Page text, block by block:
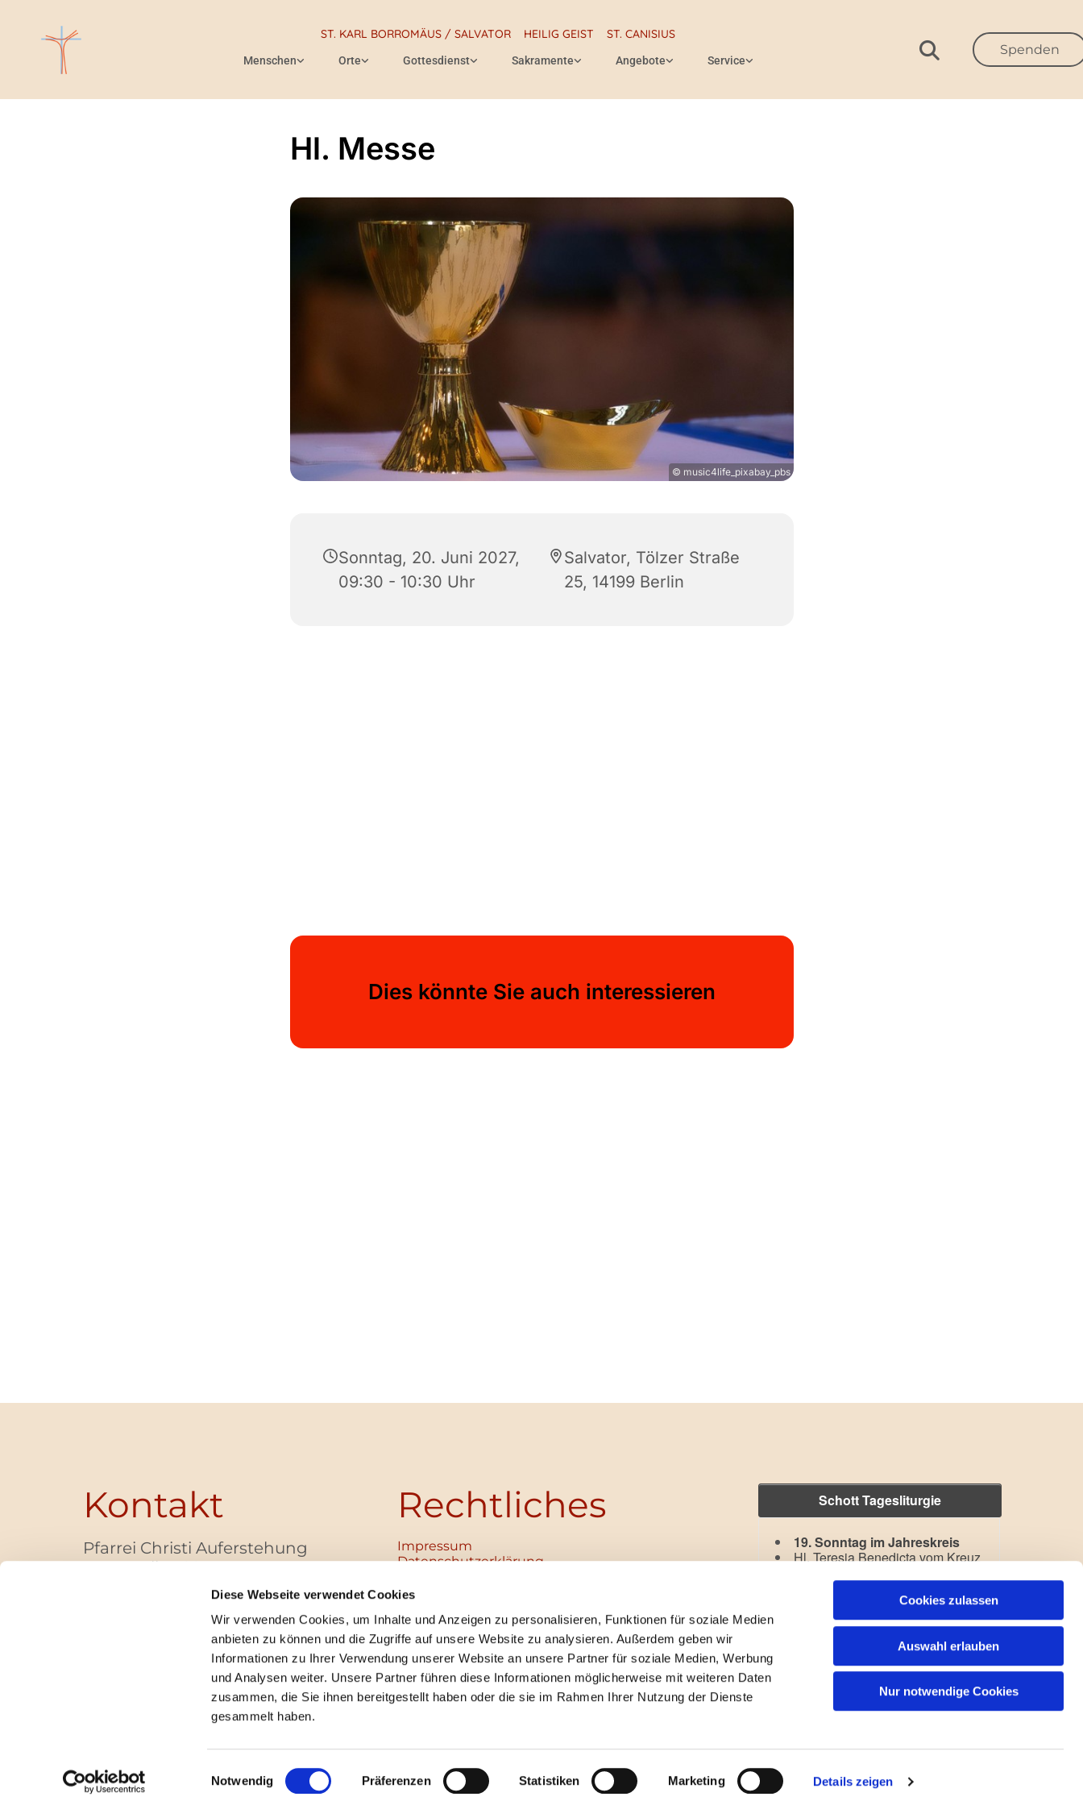
Diese Webseite verwendet Cookies
Wir verwenden Cookies, um Inhalte und Anzeigen zu personalisieren, Funktionen für soziale Medien
anbieten zu können und die Zugriffe auf unsere Website zu analysieren. Außerdem geben wir
Informationen zu Ihrer Verwendung unserer Website an unsere Partner für soziale Medien, Werbung
und Analysen weiter. Unsere Partner führen diese Informationen möglicherweise mit weiteren Daten
zusammen, die Sie ihnen bereitgestellt haben oder die sie im Rahmen Ihrer Nutzung der Dienste
gesammelt haben.
Einwilligungsauswahl
Notwendig Präferenzen Statistiken Marketing Details zeigen
Cookies zulassen
Auswahl erlauben
Nur notwendige Cookies
ST. KARL BORROMÄUS / SALVATOR HEILIG GEIST ST. CANISIUS
Menschen Orte Gottesdienst Sakramente Angebote Service
Spenden
Hl. Messe
© music4life_pixabay_pbs
Sonntag, 20. Juni 2027,
09:30 - 10:30 Uhr
Salvator, Tölzer Straße
25, 14199 Berlin
Dies könnte Sie auch interessieren
Kontakt
Pfarrei Christi Auferstehung
Bayernallee 28
+49 (0)30 / 30 00 03 -40
pfarrbuero@christi-auferstehung.net
IBAN DE62 3706 0193 6006 9310 04
Rechtliches
Impressum
Datenschutz­erklärung
Institutionelles Schutzkonzept
Unabhängige Ansprechpersonen
Digitales Hinweisgebersystem
Schott Tagesliturgie
19. Sonntag im Jahreskreis
Hl. Teresia Benedicta vom Kreuz
Impressum ChurchDesk-Login